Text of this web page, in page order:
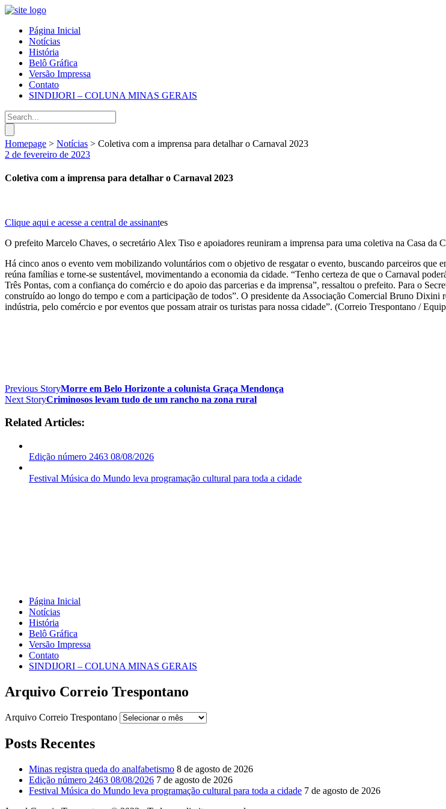
Página Inicial
Notícias
História
Belô Gráfica
Versão Impressa
Contato
SINDIJORI – COLUNA MINAS GERAIS
Homepage > Notícias > Coletiva com a imprensa para detalhar o Carnaval 2023
2 de fevereiro de 2023
Coletiva com a imprensa para detalhar o Carnaval 2023
Clique aqui e acesse a central de assinantes
O prefeito Marcelo Chaves, o secretário Alex Tiso e apoiadores reuniram a imprensa para uma coletiva na Casa
Há cinco anos o evento vem mobilizando voluntários com o objetivo de resgatar o evento, buscando parceiros que
reúna famílias e torne-se sustentável, movimentando a economia da cidade. “Tenho certeza de que o Carnaval
Três Pontas, com a confiança do comércio e do apoio das parcerias e da imprensa”, ressaltou o prefeito. Para o
construído ao longo do tempo e com a participação de todos”. O presidente da Associação Comercial Bruno Dixini
indústria, pelo comércio e por eventos que possam atrair os turistas para nossa cidade”. (Correio Trespontano /
Previous StoryMorre em Belo Horizonte a colunista Graça Mendonça
Next StoryCriminosos levam tudo de um rancho na zona rural
Related Articles:
Edição número 2463 08/08/2026
Festival Música do Mundo leva programação cultural para toda a cidade
Página Inicial
Notícias
História
Belô Gráfica
Versão Impressa
Contato
SINDIJORI – COLUNA MINAS GERAIS
Arquivo Correio Trespontano
Arquivo Correio Trespontano
Posts Recentes
Minas registra queda do analfabetismo 8 de agosto de 2026
Edição número 2463 08/08/2026 7 de agosto de 2026
Festival Música do Mundo leva programação cultural para toda a cidade 7 de agosto de 2026